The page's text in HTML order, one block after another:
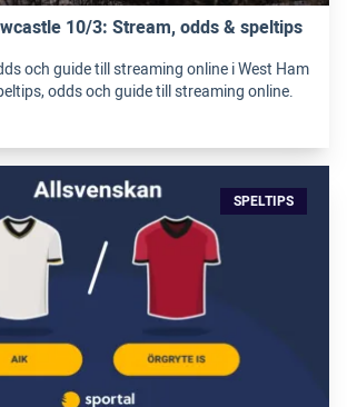
10/3: Stream, odds & speltips
och guide till streaming online i West Ham
odds och guide till streaming online.
SPELTIPS